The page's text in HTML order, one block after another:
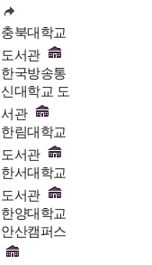
충북대학교
도서관
한국방송통
신대학교 도
서관
한림대학교
도서관
한서대학교
도서관
한양대학교
안산캠퍼스